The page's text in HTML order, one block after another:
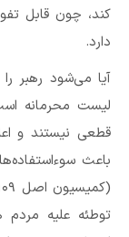
کند، چون قابل
دارد.
آیا می‌شود رهبر
لیست محرمانه
قطعی نیستند و
باعث
توطئه علیه